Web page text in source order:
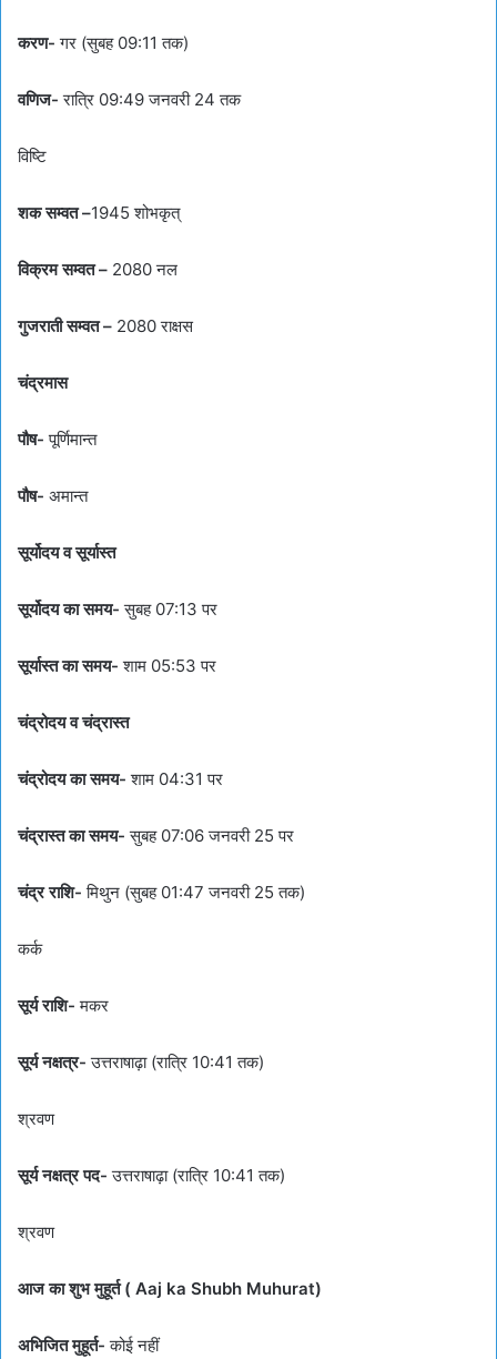
करण- गर (सुबह 09:11 तक)
वणिज-रात्रि 09:49 जनवरी 24 तक
विष्टि
शक सम्वत –1945 शोभकृत्
विक्रम सम्वत – 2080 नल
गुजराती सम्वत – 2080 राक्षस
चंद्रमास
पौष-पूर्णिमान्त
पौष- अमान्त
सूर्योदय व सूर्यास्त
सूर्योदय का समय-सुबह 07:13 पर
सूर्यास्त का समय- शाम 05:53 पर
चंद्रोदय व चंद्रास्त
चंद्रोदय का समय- शाम 04:31 पर
चंद्रास्त का समय- सुबह 07:06 जनवरी 25 पर
चंद्र राशि-मिथुन (सुबह 01:47 जनवरी 25 तक)
कर्क
सूर्य राशि- मकर
सूर्य नक्षत्र- उत्तराषाढ़ा (रात्रि 10:41 तक)
श्रवण
सूर्य नक्षत्र पद-उत्तराषाढ़ा (रात्रि 10:41 तक)
श्रवण
आज का शुभ मुहूर्त ( Aaj ka Shubh Muhurat)
अभिजित मुहूर्त-कोई नहीं